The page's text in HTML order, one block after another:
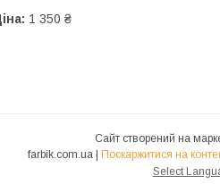
1 350 ₴
Сайт створений на
farbik.com.ua | Поскаржитися на
Select